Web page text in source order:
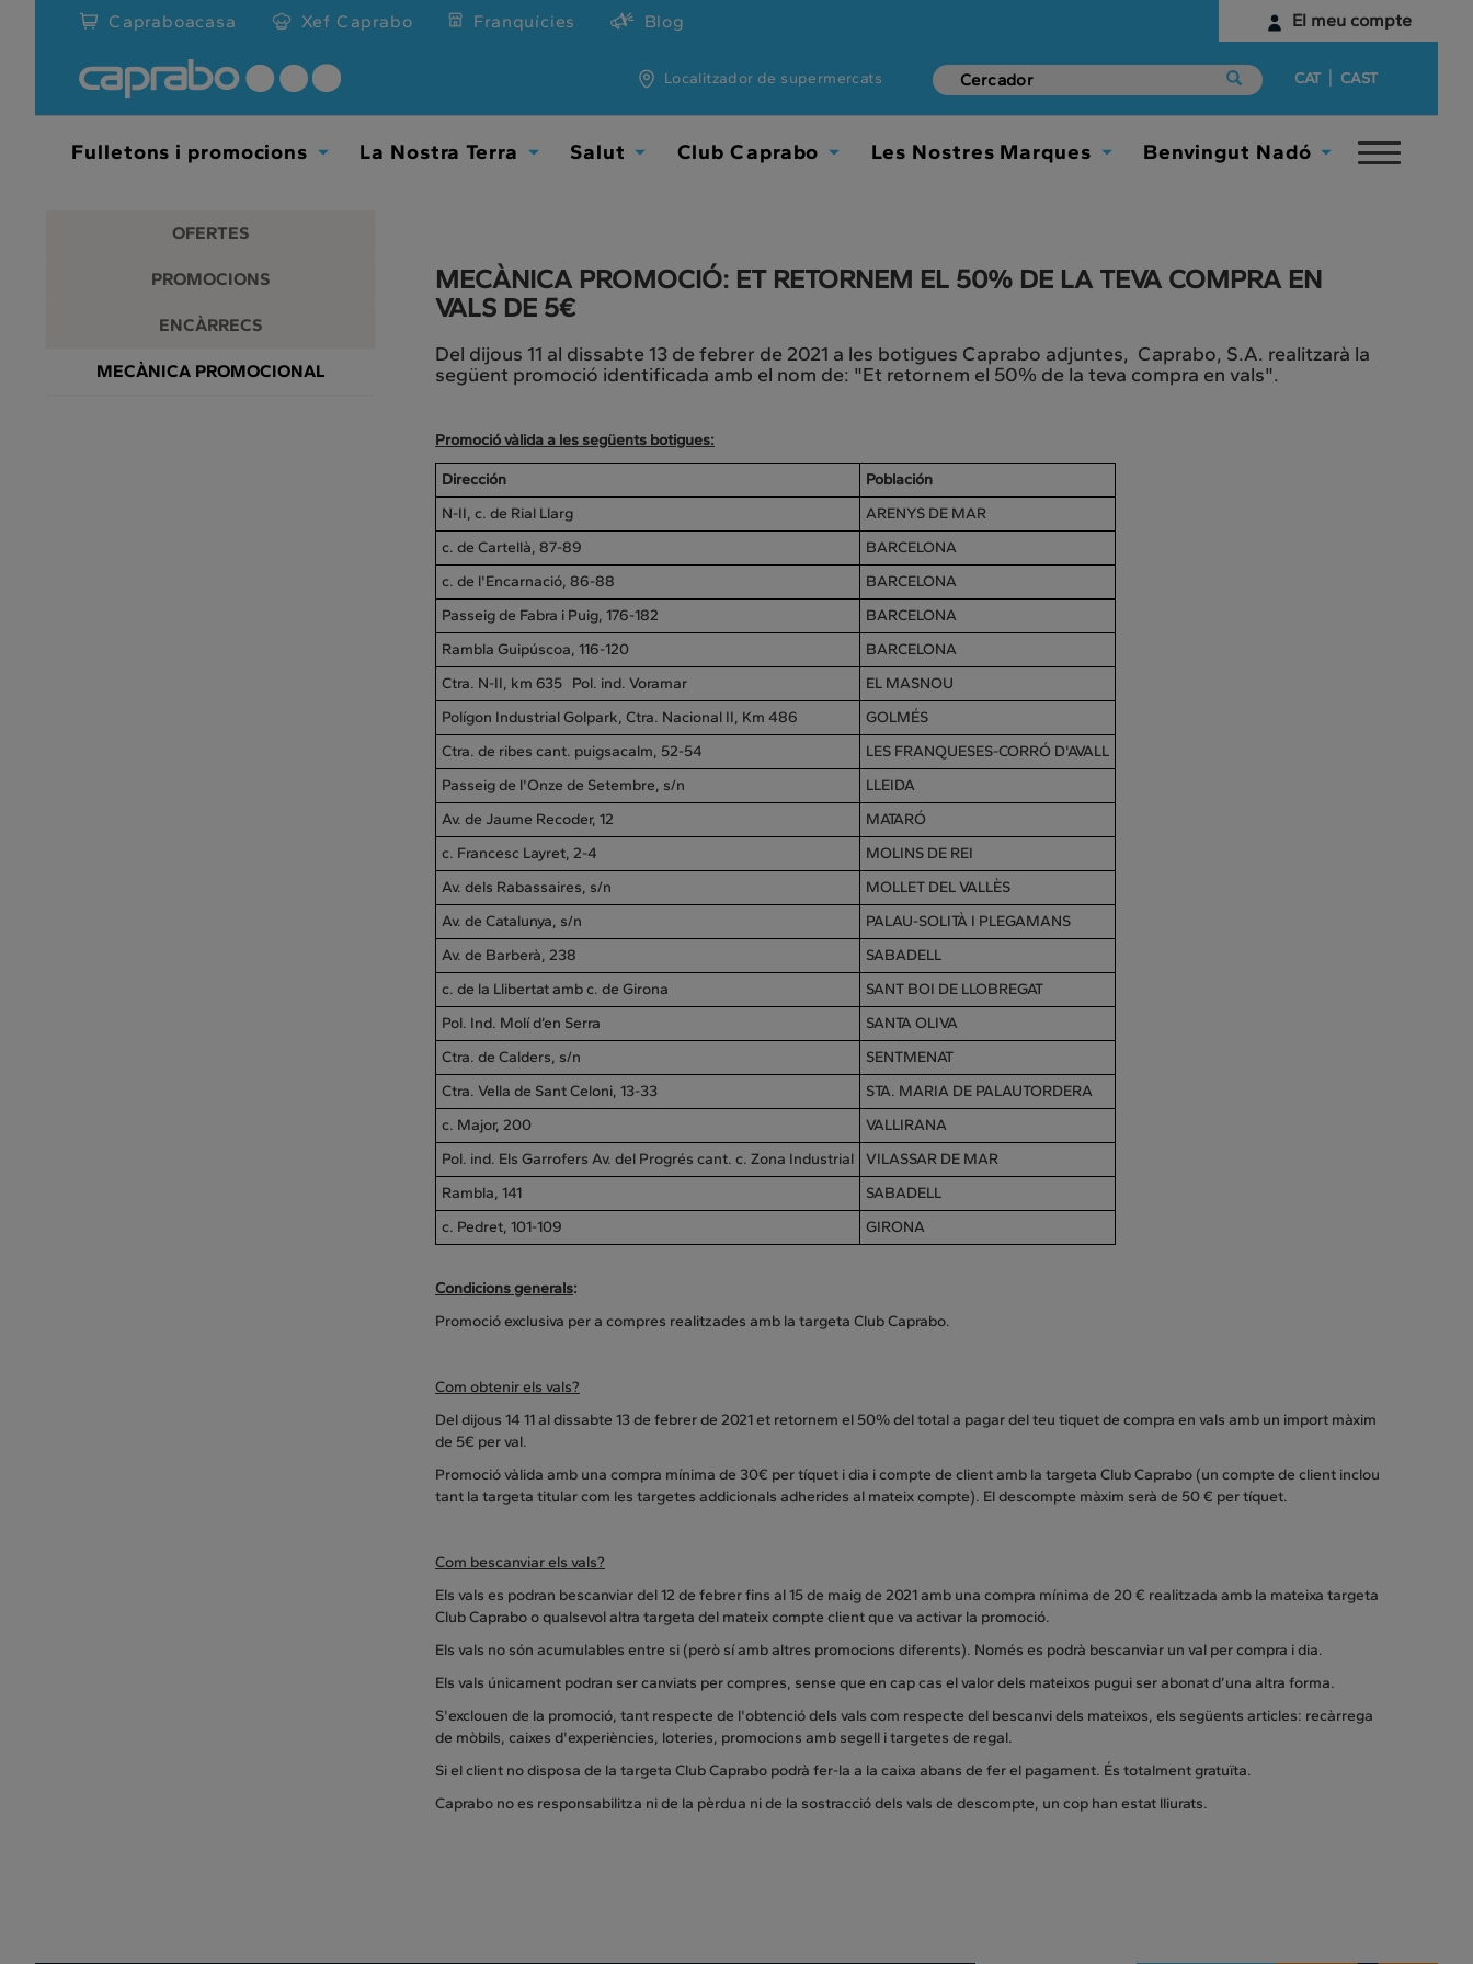
Promocions
descomptes
supermercats
El meu compte
Identifica't
Comença aquí
Capraboacasa Xef Caprabo Franquícies Blog
Localitzador de supermercats CAT | CAST
Fulletons i promocions La Nostra Terra Salut Club Caprabo Les Nostres Marques Benvingut Nadó
Toggle
OFERTES
PROMOCIONS
ENCÀRRECS
MECÀNICA PROMOCIONAL
MECÀNICA PROMOCIÓ: ET RETORNEM EL 50% DE LA TEVA COMPRA EN
VALS DE 5€
Del dijous 11 al dissabte 13 de febrer de 2021 a les botigues Caprabo adjuntes, Caprabo, S.A. realitzarà la
següent promoció identificada amb el nom de: "Et retornem el 50% de la teva compra en vals".
Promoció vàlida a les següents botigues:
Dirección
Población
N-II, c. de Rial Llarg
ARENYS DE MAR
c. de Cartellà, 87-89
BARCELONA
c. de l'Encarnació, 86-88
BARCELONA
Passeig de Fabra i Puig, 176-182
BARCELONA
Rambla Guipúscoa, 116-120
BARCELONA
Ctra. N-II, km 635 Pol. ind. Voramar
EL MASNOU
Polígon Industrial Golpark, Ctra. Nacional II, Km 486
GOLMÉS
Ctra. de ribes cant. puigsacalm, 52-54
LES FRANQUESES-CORRÓ D'AVALL
Passeig de l'Onze de Setembre, s/n
LLEIDA
Av. de Jaume Recoder, 12
MATARÓ
c. Francesc Layret, 2-4
MOLINS DE REI
Av. dels Rabassaires, s/n
MOLLET DEL VALLÈS
Av. de Catalunya, s/n
PALAU-SOLITÀ I PLEGAMANS
Av. de Barberà, 238
SABADELL
c. de la Llibertat amb c. de Girona
SANT BOI DE LLOBREGAT
Pol. Ind. Molí d’en Serra
SANTA OLIVA
Ctra. de Calders, s/n
SENTMENAT
Ctra. Vella de Sant Celoni, 13-33
STA. MARIA DE PALAUTORDERA
c. Major, 200
VALLIRANA
Pol. ind. Els Garrofers Av. del Progrés cant. c. Zona Industrial
VILASSAR DE MAR
Rambla, 141
SABADELL
c. Pedret, 101-109
GIRONA
Condicions generals:
Promoció exclusiva per a compres realitzades amb la targeta Club Caprabo.
Com obtenir els vals?
Del dijous 14 11 al dissabte 13 de febrer de 2021 et retornem el 50% del total a pagar del teu tiquet de compra en vals amb un import màxim
de 5€ per val.
Promoció vàlida amb una compra mínima de 30€ per tíquet i dia i compte de client amb la targeta Club Caprabo (un compte de client inclou
tant la targeta titular com les targetes addicionals adherides al mateix compte). El descompte màxim serà de 50 € per tíquet.
Com bescanviar els vals?
Els vals es podran bescanviar del 12 de febrer fins al 15 de maig de 2021 amb una compra mínima de 20 € realitzada amb la mateixa targeta
Club Caprabo o qualsevol altra targeta del mateix compte client que va activar la promoció.
Els vals no són acumulables entre si (però sí amb altres promocions diferents). Només es podrà bescanviar un val per compra i dia.
Els vals únicament podran ser canviats per compres, sense que en cap cas el valor dels mateixos pugui ser abonat d’una altra forma.
S'exclouen de la promoció, tant respecte de l'obtenció dels vals com respecte del bescanvi dels mateixos, els següents articles: recàrrega
de mòbils, caixes d'experiències, loteries, promocions amb segell i targetes de regal.
Si el client no disposa de la targeta Club Caprabo podrà fer-la a la caixa abans de fer el pagament. És totalment gratuïta.
Caprabo no es responsabilitza ni de la pèrdua ni de la sostracció dels vals de descompte, un cop han estat lliurats.